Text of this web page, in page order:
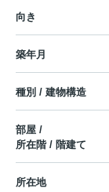
向き
築年月
種別 / 建物構造
部屋 /
所在階 / 階建て
所在地